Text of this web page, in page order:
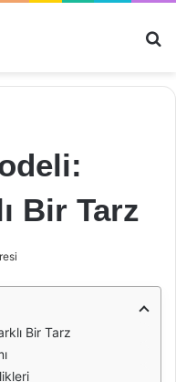
Bir Tarz
Bir Tarz